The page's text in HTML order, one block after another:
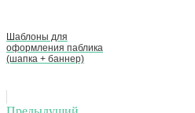
Шаблоны для
оформления паблика
(шапка + баннер)